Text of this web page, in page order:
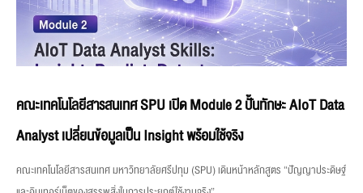
คณะเทคโนโลยีสารสนเทศ SPU เปิด Module 2 ปั้นทักษะ AIoT Data
Analyst เปลี่ยนข้อมูลเป็น Insight พร้อมใช้จริง
คณะเทคโนโลยีสารสนเทศ มหาวิทยาลัยศรีปทุม (SPU) เดินหน้าหลักสูตร “ปัญญาประดิษฐ์